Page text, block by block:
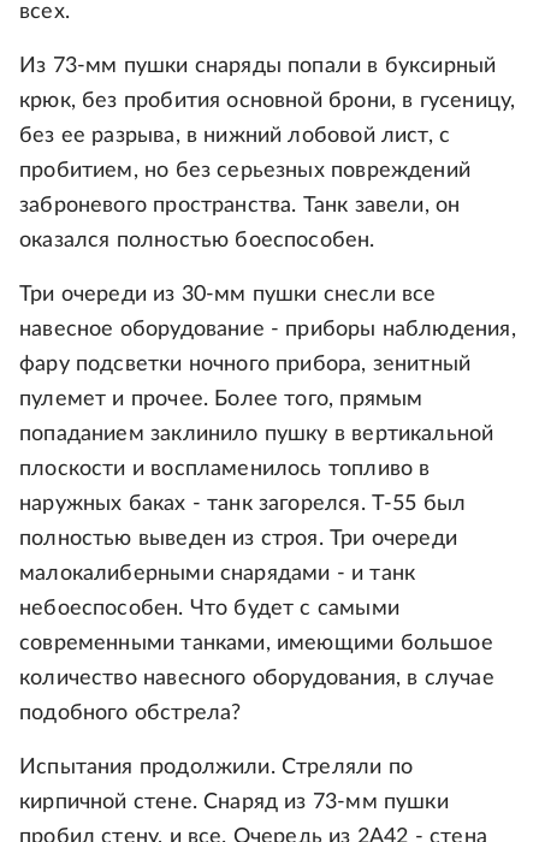
всех.
Из 73-мм пушки снаряды попали в буксирный
крюк, без пробития основной брони, в гусеницу,
без ее разрыва, в нижний лобовой лист, с
пробитием, но без серьезных повреждений
заброневого пространства. Танк завели, он
оказался полностью боеспособен.
Три очереди из 30-мм пушки снесли все
навесное оборудование - приборы наблюдения,
фару подсветки ночного прибора, зенитный
пулемет и прочее. Более того, прямым
попаданием заклинило пушку в вертикальной
плоскости и воспламенилось топливо в
наружных баках - танк загорелся. Т-55 был
полностью выведен из строя. Три очереди
малокалиберными снарядами - и танк
небоеспособен. Что будет с самыми
современными танками, имеющими большое
количество навесного оборудования, в случае
подобного обстрела?
Испытания продолжили. Стреляли по
кирпичной стене. Снаряд из 73-мм пушки
пробил стену, и все. Очередь из 2А42 - стена